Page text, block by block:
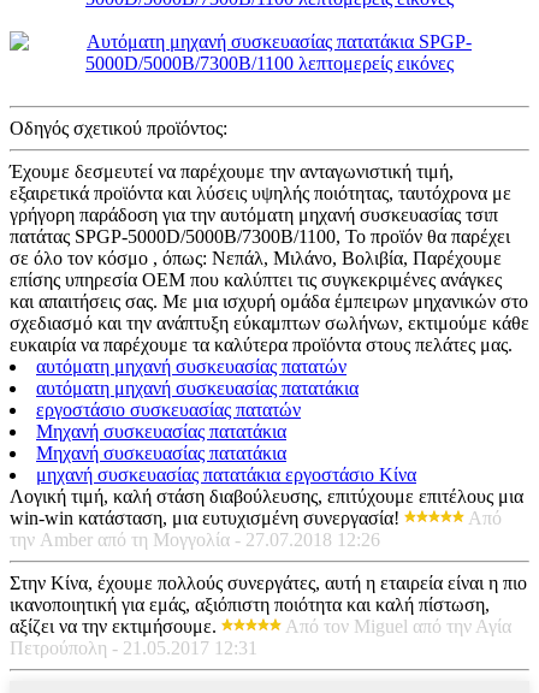
Οδηγός σχετικού προϊόντος:
Έχουμε δεσμευτεί να παρέχουμε την ανταγωνιστική τιμή,
εξαιρετικά προϊόντα και λύσεις υψηλής ποιότητας, ταυτόχρονα με
γρήγορη παράδοση για την αυτόματη μηχανή συσκευασίας τσιπ
πατάτας SPGP-5000D/5000B/7300B/1100, Το προϊόν θα παρέχει
σε όλο τον κόσμο , όπως: Νεπάλ, Μιλάνο, Βολιβία, Παρέχουμε
επίσης υπηρεσία OEM που καλύπτει τις συγκεκριμένες ανάγκες
και απαιτήσεις σας. Με μια ισχυρή ομάδα έμπειρων μηχανικών στο
σχεδιασμό και την ανάπτυξη εύκαμπτων σωλήνων, εκτιμούμε κάθε
ευκαιρία να παρέχουμε τα καλύτερα προϊόντα στους πελάτες μας.
αυτόματη μηχανή συσκευασίας πατατών
αυτόματη μηχανή συσκευασίας πατατάκια
εργοστάσιο συσκευασίας πατατών
Μηχανή συσκευασίας πατατάκια
Μηχανή συσκευασίας πατατάκια
μηχανή συσκευασίας πατατάκια εργοστάσιο Κίνα
Λογική τιμή, καλή στάση διαβούλευσης, επιτύχουμε επιτέλους μια
win-win κατάσταση, μια ευτυχισμένη συνεργασία!
Από
την Amber από τη Μογγολία - 27.07.2018 12:26
Στην Κίνα, έχουμε πολλούς συνεργάτες, αυτή η εταιρεία είναι η πιο
ικανοποιητική για εμάς, αξιόπιστη ποιότητα και καλή πίστωση,
αξίζει να την εκτιμήσουμε.
Από τον Miguel από την Αγία
Πετρούπολη - 21.05.2017 12:31